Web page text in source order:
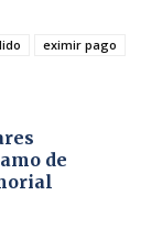
eximir pago
de